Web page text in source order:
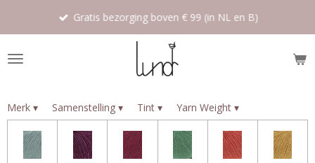
de
Gratis bezorging boven € 99 (in NL en B)
Merk ▾ Samenstelling ▾ Tint ▾ Yarn Weight ▾